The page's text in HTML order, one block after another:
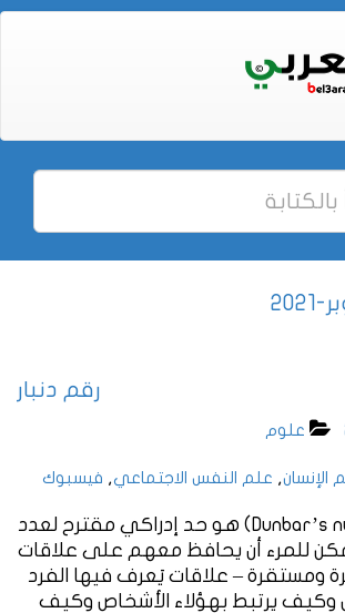
رقم دنبار
علوم
الإنسان, علم النفس الاجتماعي, فيسبوك
رقم دنبار (Dunbar’s number) هو حد إدراكي مقترح لعدد
للمرء أن يحافظ معهم على علاقات
ومستقرة – علاقات يَعرف فيها الفرد
يرتبط بهؤلاء الأشخاص وكيف